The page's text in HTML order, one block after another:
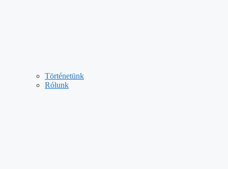
Történetünk
Rólunk